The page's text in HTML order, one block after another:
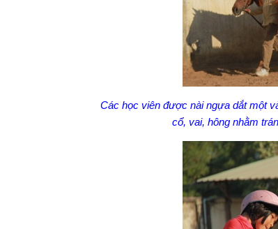
Các học viên được nài ngựa dắt một
cổ, vai, hông nhằm